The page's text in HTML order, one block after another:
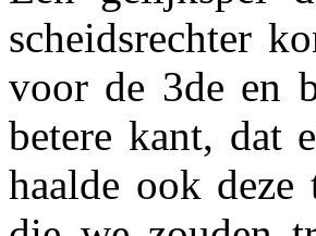
scheidsrechter
voor de 3de en
betere kant, dat
haalde ook